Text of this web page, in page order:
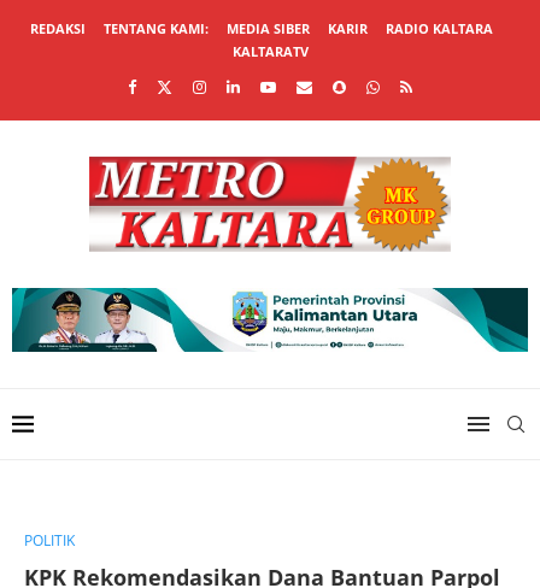
REDAKSI TENTANG KAMI: MEDIA SIBER KARIR
RADIO KALTARA
KALTARATV
POLITIK
KPK Rekomendasikan Dana Bantuan Parpol